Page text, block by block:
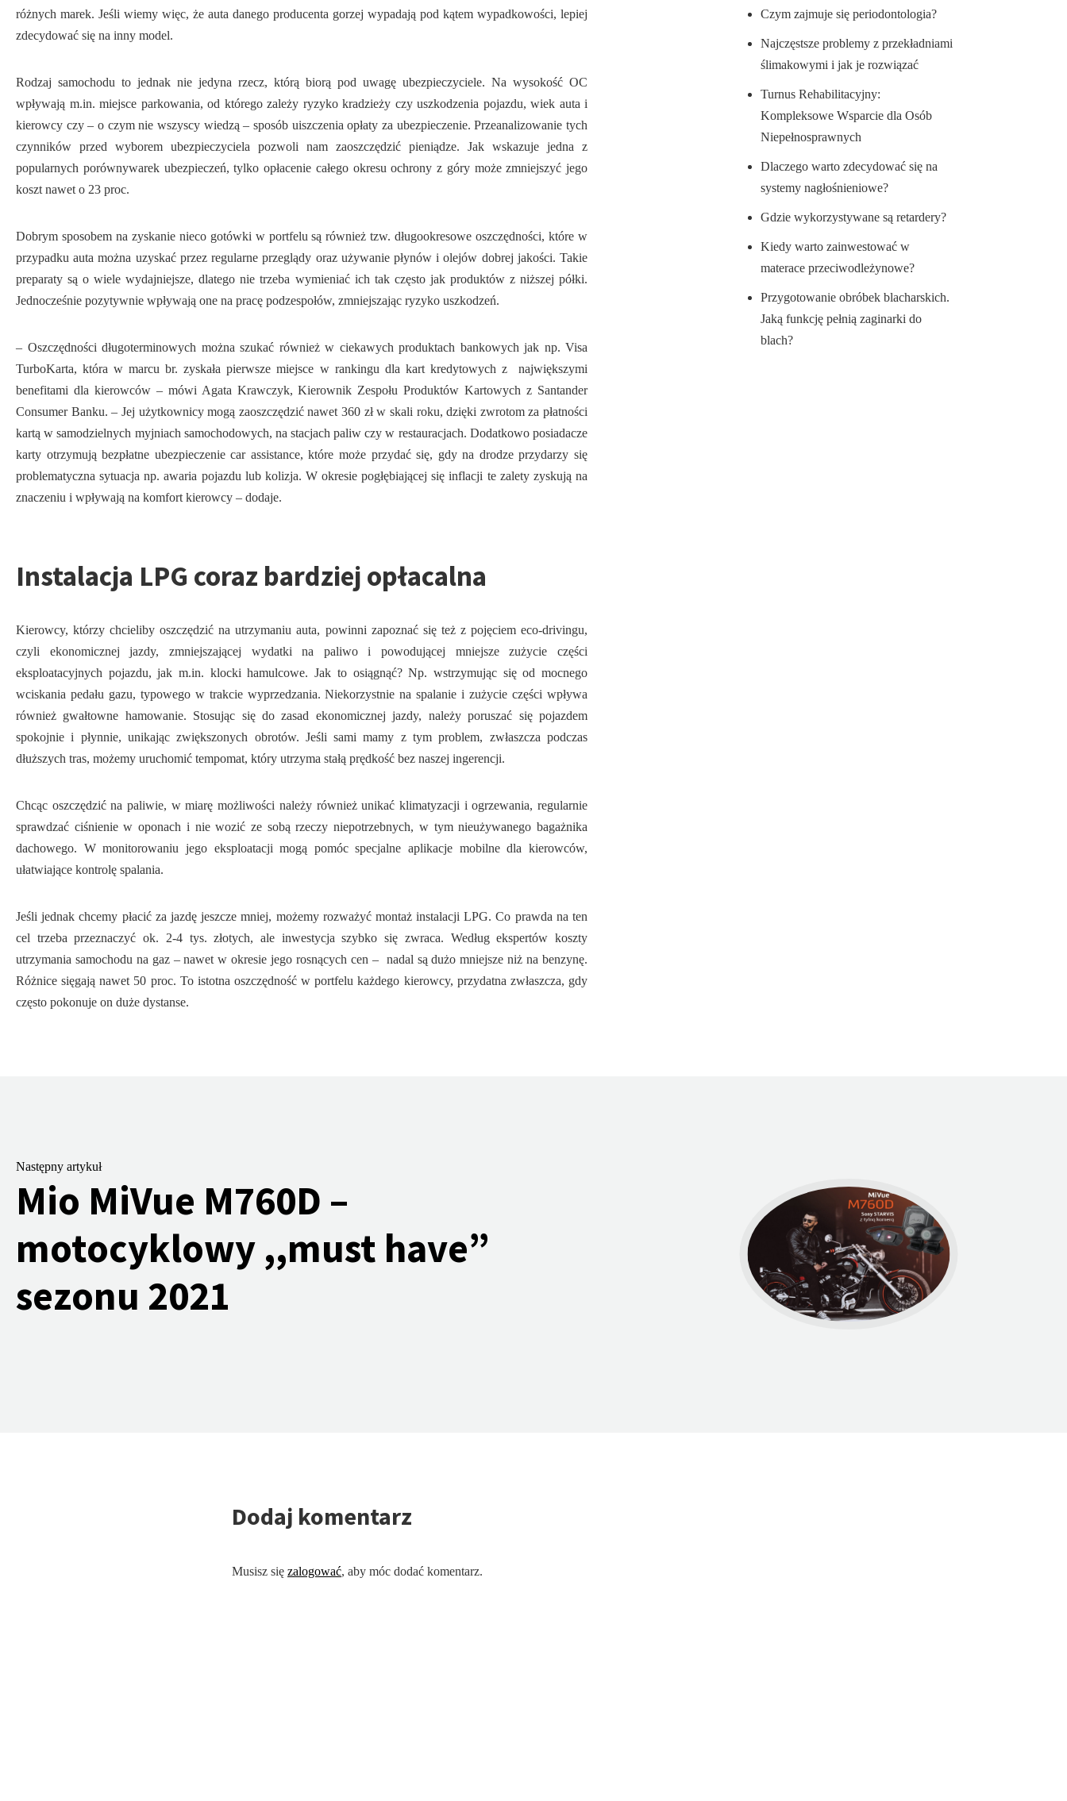
różnych marek. Jeśli wiemy więc, że auta danego producenta gorzej wypadają pod kątem wypadkowości, lepiej
zdecydować się na inny model.
Rodzaj samochodu to jednak nie jedyna rzecz, którą biorą pod uwagę ubezpieczyciele. Na wysokość OC
wpływają m.in. miejsce parkowania, od którego zależy ryzyko kradzieży czy uszkodzenia pojazdu, wiek auta i
kierowcy czy – o czym nie wszyscy wiedzą – sposób uiszczenia opłaty za ubezpieczenie. Przeanalizowanie tych
czynników przed wyborem ubezpieczyciela pozwoli nam zaoszczędzić pieniądze. Jak wskazuje jedna z
popularnych porównywarek ubezpieczeń, tylko opłacenie całego okresu ochrony z góry może zmniejszyć jego
koszt nawet o 23 proc.
Dobrym sposobem na zyskanie nieco gotówki w portfelu są również tzw. długookresowe oszczędności, które w
przypadku auta można uzyskać przez regularne przeglądy oraz używanie płynów i olejów dobrej jakości. Takie
preparaty są o wiele wydajniejsze, dlatego nie trzeba wymieniać ich tak często jak produktów z niższej półki.
Jednocześnie pozytywnie wpływają one na pracę podzespołów, zmniejszając ryzyko uszkodzeń.
– Oszczędności długoterminowych można szukać również w ciekawych produktach bankowych jak np. Visa
TurboKarta, która w marcu br. zyskała pierwsze miejsce w rankingu dla kart kredytowych z największymi
benefitami dla kierowców – mówi Agata Krawczyk, Kierownik Zespołu Produktów Kartowych z Santander
Consumer Banku. – Jej użytkownicy mogą zaoszczędzić nawet 360 zł w skali roku, dzięki zwrotom za płatności
kartą w samodzielnych myjniach samochodowych, na stacjach paliw czy w restauracjach. Dodatkowo posiadacze
karty otrzymują bezpłatne ubezpieczenie car assistance, które może przydać się, gdy na drodze przydarzy się
problematyczna sytuacja np. awaria pojazdu lub kolizja. W okresie pogłębiającej się inflacji te zalety zyskują na
znaczeniu i wpływają na komfort kierowcy – dodaje.
Instalacja LPG coraz bardziej opłacalna
Kierowcy, którzy chcieliby oszczędzić na utrzymaniu auta, powinni zapoznać się też z pojęciem eco-drivingu,
czyli ekonomicznej jazdy, zmniejszającej wydatki na paliwo i powodującej mniejsze zużycie części
eksploatacyjnych pojazdu, jak m.in. klocki hamulcowe. Jak to osiągnąć? Np. wstrzymując się od mocnego
wciskania pedału gazu, typowego w trakcie wyprzedzania. Niekorzystnie na spalanie i zużycie części wpływa
również gwałtowne hamowanie. Stosując się do zasad ekonomicznej jazdy, należy poruszać się pojazdem
spokojnie i płynnie, unikając zwiększonych obrotów. Jeśli sami mamy z tym problem, zwłaszcza podczas
dłuższych tras, możemy uruchomić tempomat, który utrzyma stałą prędkość bez naszej ingerencji.
Chcąc oszczędzić na paliwie, w miarę możliwości należy również unikać klimatyzacji i ogrzewania, regularnie
sprawdzać ciśnienie w oponach i nie wozić ze sobą rzeczy niepotrzebnych, w tym nieużywanego bagażnika
dachowego. W monitorowaniu jego eksploatacji mogą pomóc specjalne aplikacje mobilne dla kierowców,
ułatwiające kontrolę spalania.
Jeśli jednak chcemy płacić za jazdę jeszcze mniej, możemy rozważyć montaż instalacji LPG. Co prawda na ten
cel trzeba przeznaczyć ok. 2-4 tys. złotych, ale inwestycja szybko się zwraca. Według ekspertów koszty
utrzymania samochodu na gaz – nawet w okresie jego rosnących cen – nadal są dużo mniejsze niż na benzynę.
Różnice sięgają nawet 50 proc. To istotna oszczędność w portfelu każdego kierowcy, przydatna zwłaszcza, gdy
często pokonuje on duże dystanse.
Czym zajmuje się periodontologia?
Najczęstsze problemy z przekładniami
ślimakowymi i jak je rozwiązać
Turnus Rehabilitacyjny:
Kompleksowe Wsparcie dla Osób
Niepełnosprawnych
Dlaczego warto zdecydować się na
systemy nagłośnieniowe?
Gdzie wykorzystywane są retardery?
Kiedy warto zainwestować w
materace przeciwodleżynowe?
Przygotowanie obróbek blacharskich.
Jaką funkcję pełnią zaginarki do
blach?
Następny artykuł
Mio MiVue M760D –
motocyklowy ,,must have”
sezonu 2021
Dodaj komentarz
Musisz się zalogować, aby móc dodać komentarz.